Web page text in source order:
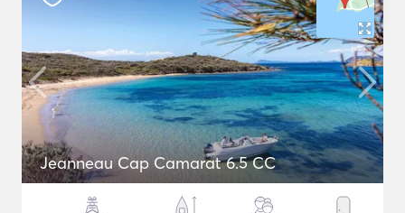
Jeanneau Cap Camarat 6.5 CC